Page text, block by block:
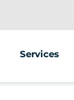
Services
Animations